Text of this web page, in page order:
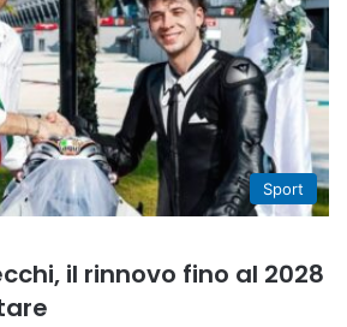
Sport
il rinnovo fino al 2028